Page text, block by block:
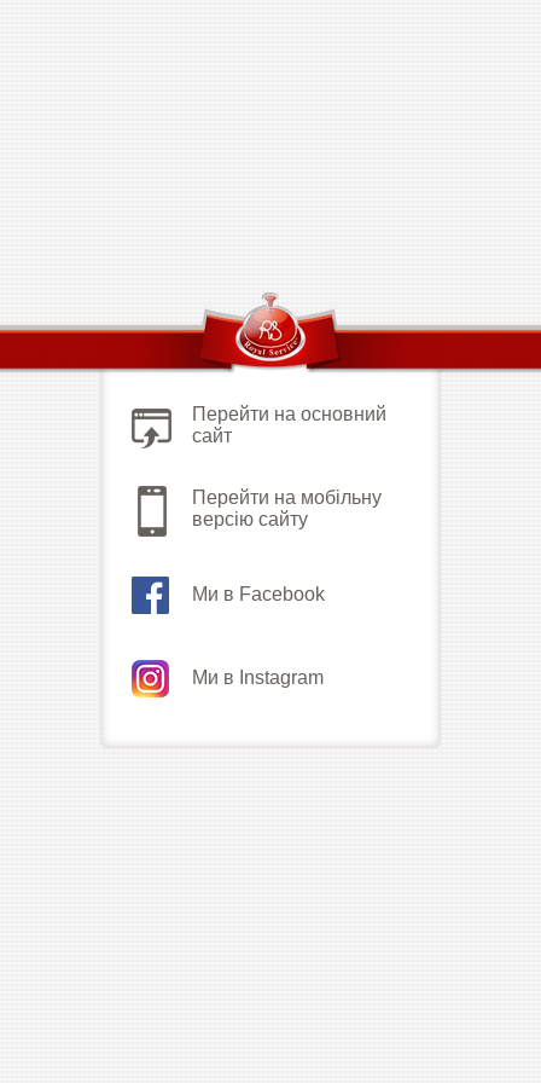
Перейти на основний
сайт
Перейти на мобільну
версію сайту
Ми в Facebook
Ми в Instagram